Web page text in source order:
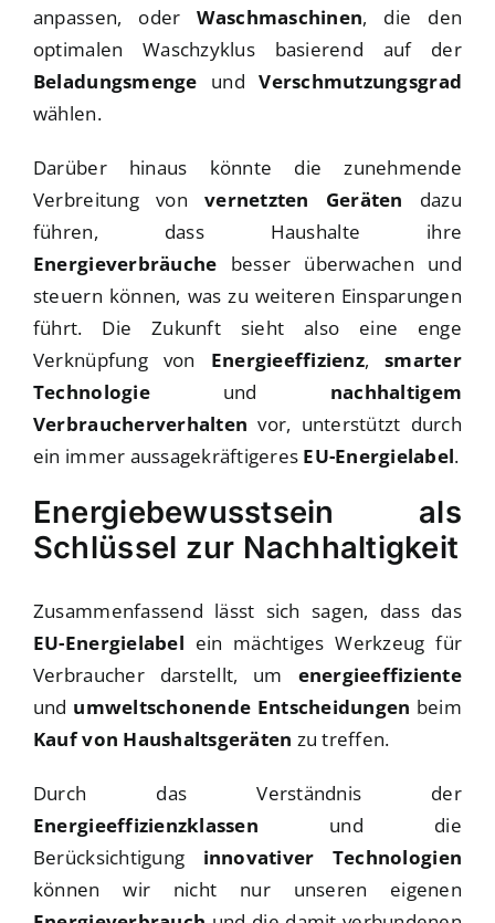
anpassen, oderWaschmaschinen, die den
optimalen Waschzyklus basierend auf der
Beladungsmenge undVerschmutzungsgrad
wählen.
Darüber hinaus könnte die zunehmende
Verbreitung vonvernetzten Geräten dazu
führen, dass Haushalte ihre
Energieverbräuche besser überwachen und
steuern können, was zu weiteren Einsparungen
führt. Die Zukunft sieht also eine enge
Verknüpfung von Energieeffizienz,smarter
Technologieund nachhaltigem
Verbraucherverhalten vor, unterstützt durch
ein immer aussagekräftigeres EU-Energielabel.
Energiebewusstsein als
Schlüssel zur Nachhaltigkeit
Zusammenfassend lässt sich sagen, dass das
EU-Energielabel ein mächtiges Werkzeug für
Verbraucher darstellt, um energieeffiziente
und umweltschonende Entscheidungen beim
Kauf von Haushaltsgeräten zu treffen.
Durch das Verständnis der
Energieeffizienzklassen und die
Berücksichtigung innovativer Technologien
können wir nicht nur unseren eigenen